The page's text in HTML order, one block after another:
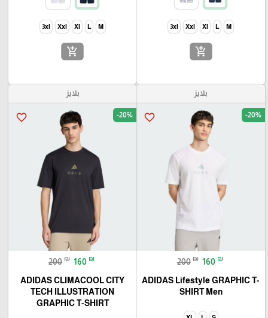
M
L
Xl
Xxl
3xl
add_shopping_cart
M
L
Xl
Xxl
3xl
add_shopping_cart
بلايز
favorite_border -20%
200 ₪ 160 ₪
ADIDAS Lifestyle GRAPHIC T-
SHIRT Men
بلايز
favorite_border -20%
200 ₪ 160 ₪
ADIDAS CLIMACOOL CITY
TECH ILLUSTRATION
GRAPHIC T-SHIRT